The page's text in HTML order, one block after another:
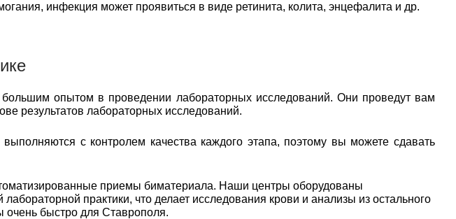
инфекция может проявиться в виде ретинита, колита, энцефалита и др.
опытом в проведении лабораторных исследований. Они проведут вам
результатов лабораторных исследований.
с контролем качества каждого этапа, поэтому вы можете сдавать
приемы биматериала. Наши центры оборудованы
практики, что делает исследования крови и анализы из остального
очень быстро для Ставрополя.